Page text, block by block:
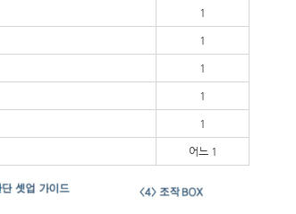
1
1
1
1
1
어느 1